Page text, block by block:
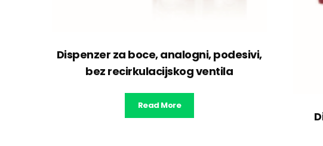
Dispenzer za boce, analogni, podesivi,
bez recirkulacijskog ventila
Read More